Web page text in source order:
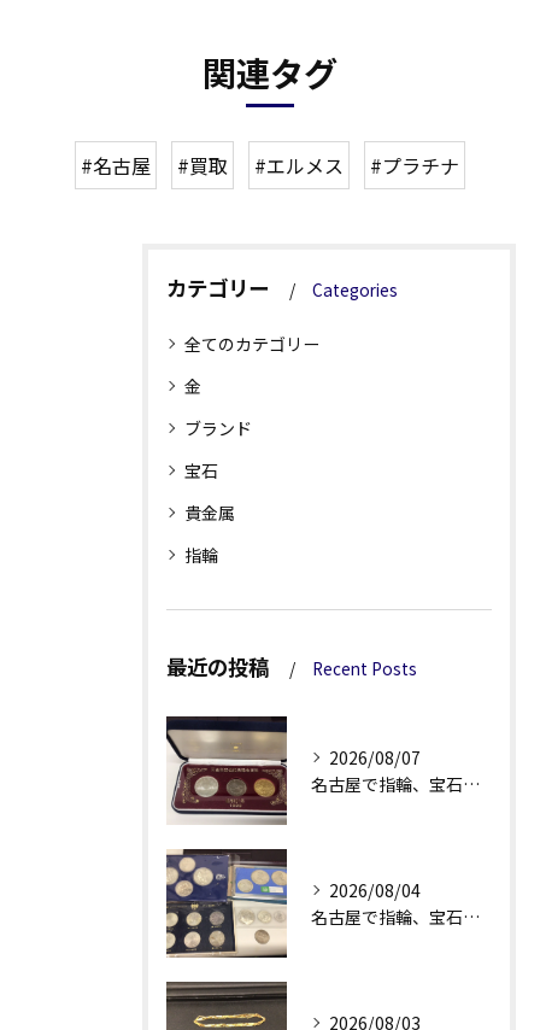
関連タグ
#名古屋 #買取 #エルメス #プラチナ
カテゴリー Categories
全てのカテゴリー
金
ブランド
宝石
貴金属
指輪
最近の投稿 Recent Posts
2026/08/07
名古屋で指輪、宝石買取なら当店で！！。
2026/08/04
名古屋で指輪、宝石買取なら当店で！！。
2026/08/03